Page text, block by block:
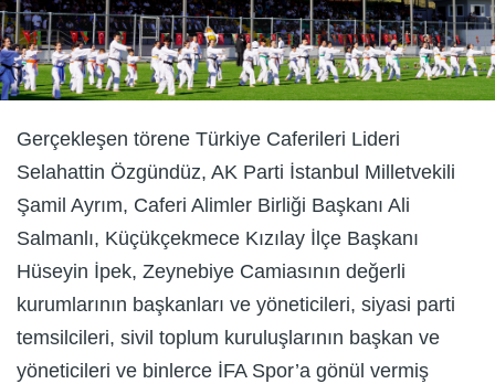
Gerçekleşen törene Türkiye Caferileri Lideri
Selahattin Özgündüz, AK Parti İstanbul Milletvekili
Şamil Ayrım, Caferi Alimler Birliği Başkanı Ali
Salmanlı, Küçükçekmece Kızılay İlçe Başkanı
Hüseyin İpek, Zeynebiye Camiasının değerli
kurumlarının başkanları ve yöneticileri, siyasi parti
temsilcileri, sivil toplum kuruluşlarının başkan ve
yöneticileri ve binlerce İFA Spor’a gönül vermiş